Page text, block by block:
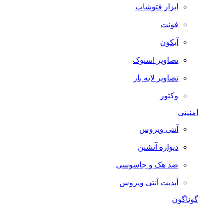
ابزار فتوشاپ
فونت
آیکون
تصاویر استوک
تصاویر لایه باز
وکتور
امنیتی
آنتی ویروس
دیواره آتشین
ضد هک و جاسوسی
آپدیت آنتی ویروس
گوناگون